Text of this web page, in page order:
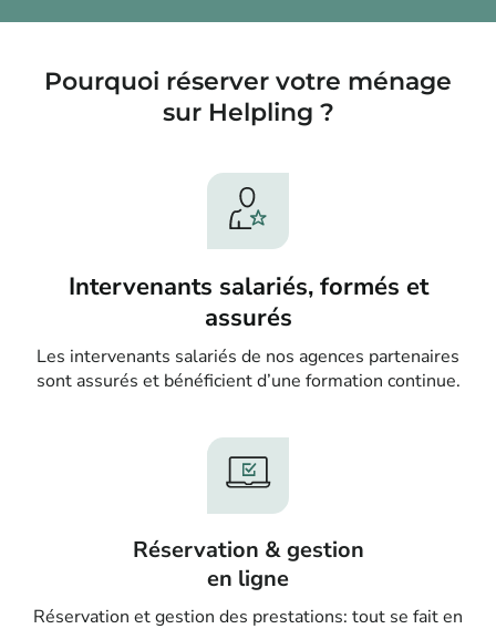
Pourquoi réserver votre ménage
sur Helpling ?
Intervenants salariés, formés et
assurés
Les intervenants salariés de nos agences partenaires
sont assurés et bénéficient d’une formation continue.
Réservation & gestion
en ligne
Réservation et gestion des prestations: tout se fait en